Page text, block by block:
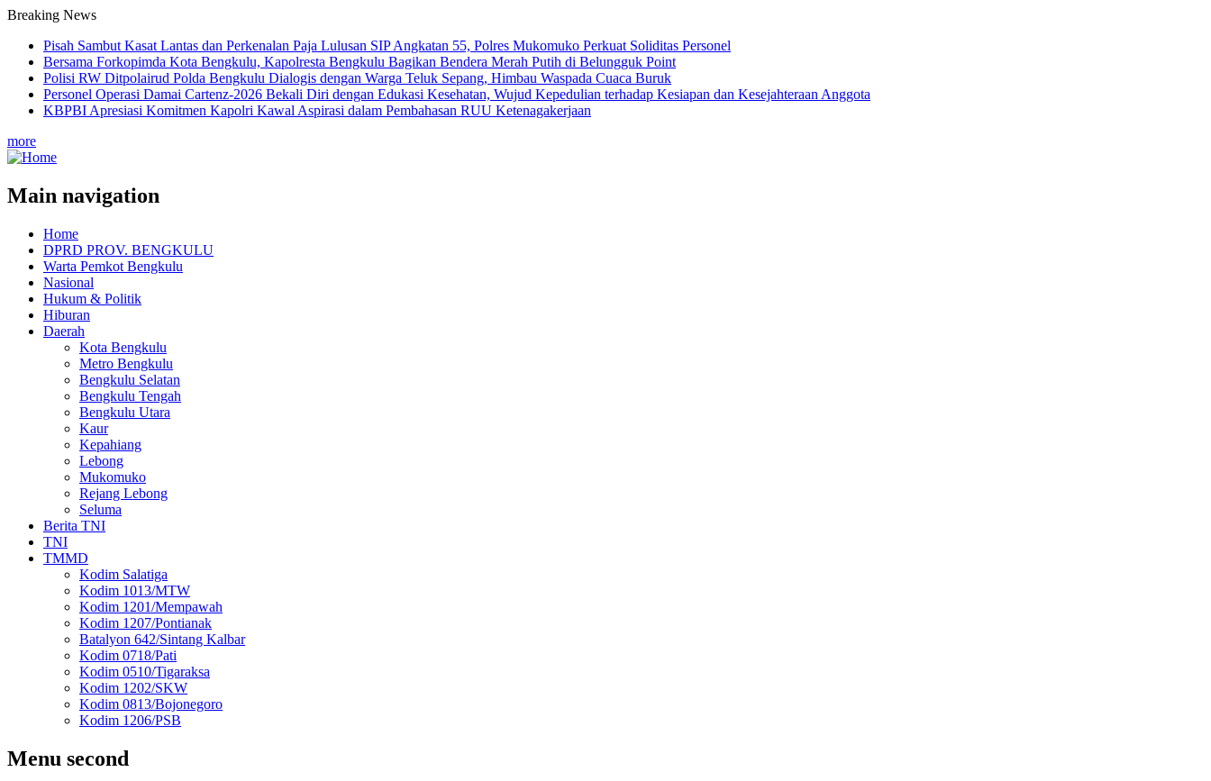
Breaking News
Pisah Sambut Kasat Lantas dan Perkenalan Paja Lulusan SIP Angkatan 55, Polres Mukomuko Perkuat Soliditas Personel
Bersama Forkopimda Kota Bengkulu, Kapolresta Bengkulu Bagikan Bendera Merah Putih di Belungguk Point
Polisi RW Ditpolairud Polda Bengkulu Dialogis dengan Warga Teluk Sepang, Himbau Waspada Cuaca Buruk
Personel Operasi Damai Cartenz-2026 Bekali Diri dengan Edukasi Kesehatan, Wujud Kepedulian terhadap Kesiapan dan Kesejahteraan Anggota
KBPBI Apresiasi Komitmen Kapolri Kawal Aspirasi dalam Pembahasan RUU Ketenagakerjaan
more
Main navigation
Home
DPRD PROV. BENGKULU
Warta Pemkot Bengkulu
Nasional
Hukum & Politik
Hiburan
Daerah
Kota Bengkulu
Metro Bengkulu
Bengkulu Selatan
Bengkulu Tengah
Bengkulu Utara
Kaur
Kepahiang
Lebong
Mukomuko
Rejang Lebong
Seluma
Berita TNI
TNI
TMMD
Kodim Salatiga
Kodim 1013/MTW
Kodim 1201/Mempawah
Kodim 1207/Pontianak
Batalyon 642/Sintang Kalbar
Kodim 0718/Pati
Kodim 0510/Tigaraksa
Kodim 1202/SKW
Kodim 0813/Bojonegoro
Kodim 1206/PSB
Menu second